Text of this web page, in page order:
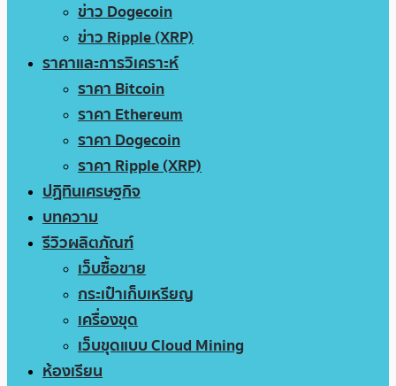
ข่าว Dogecoin
ข่าว Ripple (XRP)
ราคาและการวิเคราะห์
ราคา Bitcoin
ราคา Ethereum
ราคา Dogecoin
ราคา Ripple (XRP)
ปฏิทินเศรษฐกิจ
บทความ
รีวิวผลิตภัณฑ์
เว็บซื้อขาย
กระเป๋าเก็บเหรียญ
เครื่องขุด
เว็บขุดแบบ Cloud Mining
ห้องเรียน